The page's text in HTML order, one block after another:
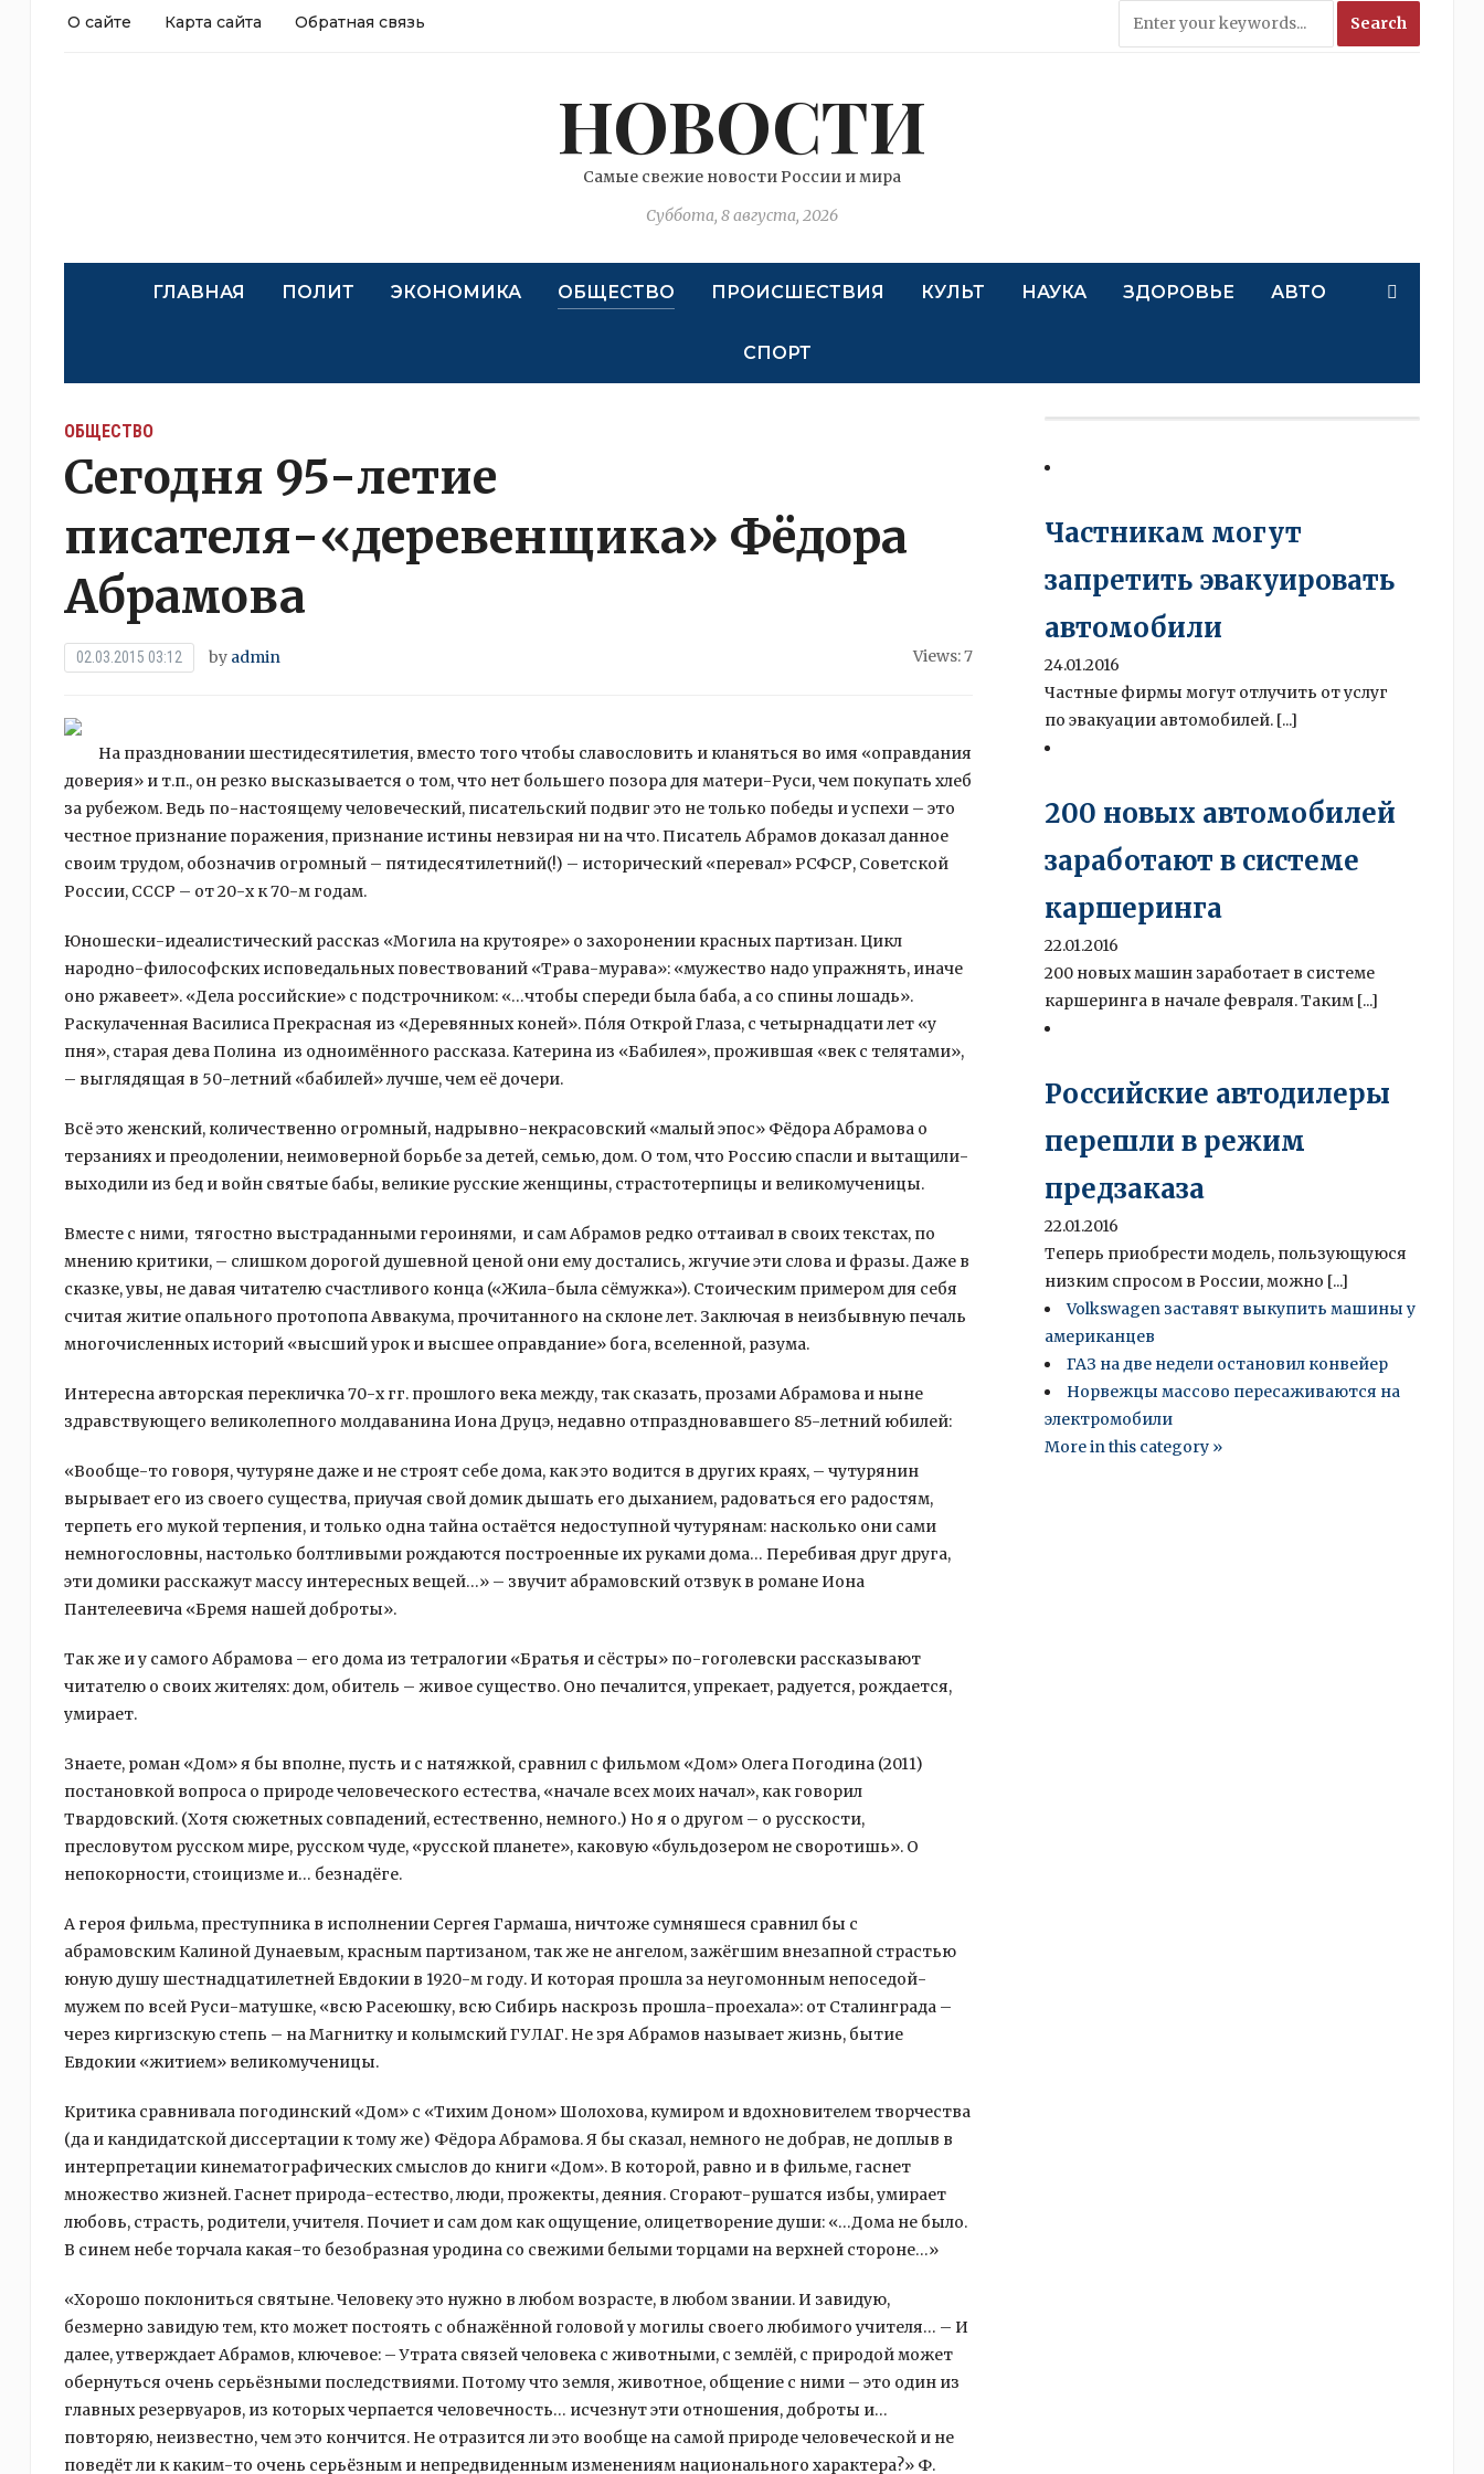
О сайте Карта сайта Обратная связь
НОВОСТИ
Самые свежие новости России и мира
Суббота, 8 августа, 2026
ГЛАВНАЯ ПОЛИТ ЭКОНОМИКА ОБЩЕСТВО ПРОИСШЕСТВИЯ КУЛЬТ НАУКА ЗДОРОВЬЕ АВТО
СПОРТ
ОБЩЕСТВО
Сегодня 95-летие
писателя-«деревенщика» Фёдора
Абрамова
02.03.2015 03:12 by admin Views: 7
На праздновании шестидесятилетия, вместо того чтобы славословить и кланяться во имя «оправдания
доверия» и т.п., он резко высказывается о том, что нет большего позора для матери-Руси, чем покупать хлеб
за рубежом. Ведь по-настоящему человеческий, писательский подвиг это не только победы и успехи – это
честное признание поражения, признание истины невзирая ни на что. Писатель Абрамов доказал данное
своим трудом, обозначив огромный – пятидесятилетний(!) – исторический «перевал» РСФСР, Советской
России, СССР – от 20-х к 70-м годам.
Юношески-идеалистический рассказ «Могила на крутояре» о захоронении красных партизан. Цикл
народно-философских исповедальных повествований «Трава-мурава»: «мужество надо упражнять, иначе
оно ржавеет». «Дела российские» с подстрочником: «…чтобы спереди была баба, а со спины лошадь».
Раскулаченная Василиса Прекрасная из «Деревянных коней». По́ля Открой Глаза, с четырнадцати лет «у
пня», старая дева Полина из одноимённого рассказа. Катерина из «Бабилея», прожившая «век с телятами»,
– выглядящая в 50-летний «бабилей» лучше, чем её дочери.
Всё это женский, количественно огромный, надрывно-некрасовский «малый эпос» Фёдора Абрамова о
терзаниях и преодолении, неимоверной борьбе за детей, семью, дом. О том, что Россию спасли и вытащили-
выходили из бед и войн святые бабы, великие русские женщины, страстотерпицы и великомученицы.
Вместе с ними, тягостно выстраданными героинями, и сам Абрамов редко оттаивал в своих текстах, по
мнению критики, – слишком дорогой душевной ценой они ему достались, жгучие эти слова и фразы. Даже в
сказке, увы, не давая читателю счастливого конца («Жила-была сёмужка»). Стоическим примером для себя
считая житие опального протопопа Аввакума, прочитанного на склоне лет. Заключая в неизбывную печаль
многочисленных историй «высший урок и высшее оправдание» бога, вселенной, разума.
Интересна авторская перекличка 70-х гг. прошлого века между, так сказать, прозами Абрамова и ныне
здравствующего великолепного молдаванина Иона Друцэ, недавно отпраздновавшего 85-летний юбилей:
«Вообще-то говоря, чутуряне даже и не строят себе дома, как это водится в других краях, – чутурянин
вырывает его из своего существа, приучая свой домик дышать его дыханием, радоваться его радостям,
терпеть его мукой терпения, и только одна тайна остаётся недоступной чутурянам: насколько они сами
немногословны, настолько болтливыми рождаются построенные их руками дома… Перебивая друг друга,
эти домики расскажут массу интересных вещей…» – звучит абрамовский отзвук в романе Иона
Пантелеевича «Бремя нашей доброты».
Так же и у самого Абрамова – его дома из тетралогии «Братья и сёстры» по-гоголевски рассказывают
читателю о своих жителях: дом, обитель – живое существо. Оно печалится, упрекает, радуется, рождается,
умирает.
Знаете, роман «Дом» я бы вполне, пусть и с натяжкой, сравнил с фильмом «Дом» Олега Погодина (2011)
постановкой вопроса о природе человеческого естества, «начале всех моих начал», как говорил
Твардовский. (Хотя сюжетных совпадений, естественно, немного.) Но я о другом – о русскости,
пресловутом русском мире, русском чуде, «русской планете», каковую «бульдозером не своротишь». О
непокорности, стоицизме и… безнадёге.
А героя фильма, преступника в исполнении Сергея Гармаша, ничтоже сумняшеся сравнил бы с
абрамовским Калиной Дунаевым, красным партизаном, так же не ангелом, зажёгшим внезапной страстью
юную душу шестнадцатилетней Евдокии в 1920-м году. И которая прошла за неугомонным непоседой-
мужем по всей Руси-матушке, «всю Расеюшку, всю Сибирь наскрозь прошла-проехала»: от Сталинграда –
через киргизскую степь – на Магнитку и колымский ГУЛАГ. Не зря Абрамов называет жизнь, бытие
Евдокии «житием» великомученицы.
Критика сравнивала погодинский «Дом» с «Тихим Доном» Шолохова, кумиром и вдохновителем творчества
(да и кандидатской диссертации к тому же) Фёдора Абрамова. Я бы сказал, немного не добрав, не доплыв в
интерпретации кинематографических смыслов до книги «Дом». В которой, равно и в фильме, гаснет
множество жизней. Гаснет природа-естество, люди, прожекты, деяния. Сгорают-рушатся избы, умирает
любовь, страсть, родители, учителя. Почиет и сам дом как ощущение, олицетворение души: «…Дома не было.
В синем небе торчала какая-то безобразная уродина со свежими белыми торцами на верхней стороне…»
«Хорошо поклониться святыне. Человеку это нужно в любом возрасте, в любом звании. И завидую,
безмерно завидую тем, кто может постоять с обнажённой головой у могилы своего любимого учителя… – И
далее, утверждает Абрамов, ключевое: – Утрата связей человека с животными, с землёй, с природой может
обернуться очень серьёзными последствиями. Потому что земля, животное, общение с ними – это один из
главных резервуаров, из которых черпается человечность… исчезнут эти отношения, доброты и…
повторяю, неизвестно, чем это кончится. Не отразится ли это вообще на самой природе человеческой и не
поведёт ли к каким-то очень серьёзным и непредвиденным изменениям национального характера?» Ф.
Частникам могут
запретить эвакуировать
автомобили
24.01.2016
Частные фирмы могут отлучить от услуг
по эвакуации автомобилей. [...]
200 новых автомобилей
заработают в системе
каршеринга
22.01.2016
200 новых машин заработает в системе
каршеринга в начале февраля. Таким [...]
Российские автодилеры
перешли в режим
предзаказа
22.01.2016
Теперь приобрести модель, пользующуюся
низким спросом в России, можно [...]
Volkswagen заставят выкупить машины у
американцев
ГАЗ на две недели остановил конвейер
Норвежцы массово пересаживаются на
электромобили
More in this category »